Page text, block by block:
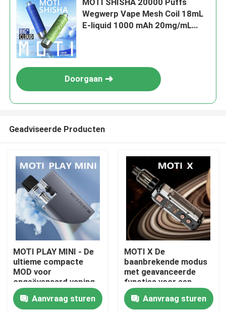
Thuis
MOTI SHISHA 20000 Puffs
Wegwerp Vape Mesh Coil 18mL
E-liquid 1000 mAh 20mg/mL
Doorgaan
Geadviseerde Producten
MOTI PLAY MINI - De
ultieme compacte
MOD voor
ongeëvenaard vaping
gemak en prestaties
Aanvraag sturen
MOTI X De
baanbrekende modus
met geavanceerde
functies voor een
ongeëvenaarde vaping
ervaringAanvraag sturen